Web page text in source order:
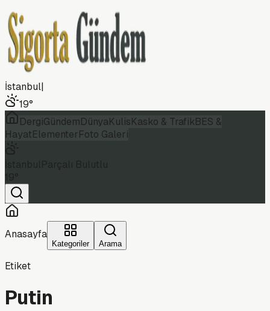
İstanbul|
19°
DergiGündemDünyaKulisKasko & TrafikBES &
HayatElementerFoto Galeri
Anasayfa
Kategoriler Arama
Etiket
Putin